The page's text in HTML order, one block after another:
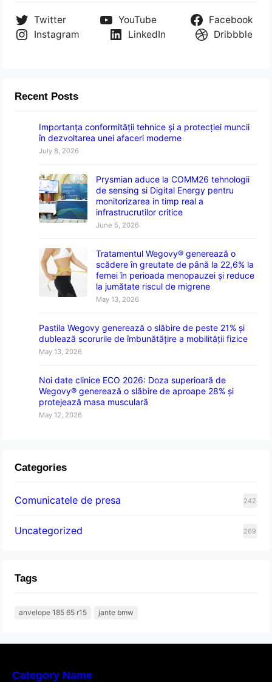
Twitter YouTube
Facebook
Instagram
LinkedIn Dribbble
Recent Posts
Importanța conformității tehnice și a protecției muncii
în dezvoltarea unei afaceri moderne
July 8, 2026
Prysmian aduce la COMM26 tehnologii
de sensing si Digital Energy pentru
monitorizarea in timp real a
infrastrucrutilor critice
June 5, 2026
Tratamentul Wegovy® generează o
scădere în greutate de până la 22,6% la
femei în perioada menopauzei și reduce
la jumătate riscul de migrene
May 13, 2026
Pastila Wegovy generează o slăbire de peste 21% și
dublează scorurile de îmbunătățire a mobilității fizice
May 13, 2026
Noi date clinice ECO 2026: Doza superioară de
Wegovy® generează o slăbire de aproape 28% și
protejează masa musculară
May 12, 2026
Categories
Comunicatele de presa 242
Uncategorized 269
Tags
anvelope 185 65 r15 jante bmw
Category Name